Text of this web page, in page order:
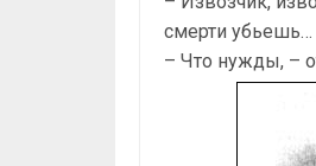
смерти убьешь…
– Что нужды, –